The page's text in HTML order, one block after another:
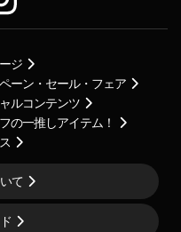
ジ
ーン・セール・フェア
ルコンテンツ
の一推しアイテム！
て